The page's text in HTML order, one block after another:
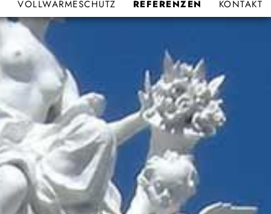
VOLLWÄRMESCHUTZ REFERENZEN KONTAKT